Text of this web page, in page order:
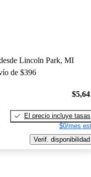
Lincoln Park, MI
de $396
El precio incluye tasas
$0/mes
Verif. disponibilidad